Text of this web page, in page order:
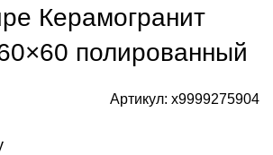
Керамогранит
полированный
Артикул: х9999275904